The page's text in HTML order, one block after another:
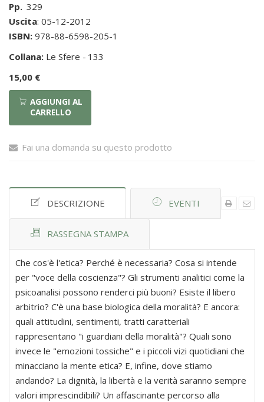
Pp. 329
Uscita: 05-12-2012
ISBN: 978-88-6598-205-1
Collana: Le Sfere - 133
15,00 €
AGGIUNGI AL
CARRELLO
Fai una domanda su questo prodotto
DESCRIZIONE EVENTI
RASSEGNA STAMPA
Che cos'è l'etica? Perché è necessaria? Cosa si intende
per "voce della coscienza"? Gli strumenti analitici come la
psicoanalisi possono renderci più buoni? Esiste il libero
arbitrio? C'è una base biologica della moralità? E ancora:
quali attitudini, sentimenti, tratti caratteriali
rappresentano "i guardiani della moralità"? Quali sono
invece le "emozioni tossiche" e i piccoli vizi quotidiani che
minacciano la mente etica? E, infine, dove stiamo
andando? La dignità, la libertà e la verità saranno sempre
valori imprescindibili? Un affascinante percorso alla